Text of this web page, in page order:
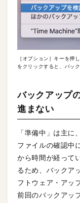
［オプション］キーを押
をクリックすると、バッ
バックアップ
進まない
「準備中」は主に
ファイルの確認中
から時間が経って
るため、バックア
フトウェア・アッ
前回のバックアッ